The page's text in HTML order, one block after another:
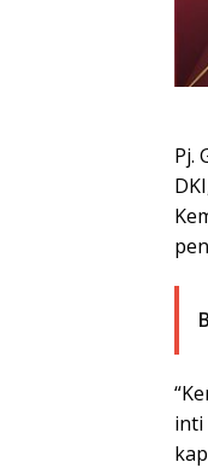
Pj.
inti